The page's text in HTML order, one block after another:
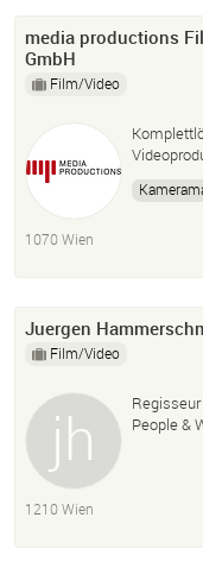
media productions
GmbH
Film/Video
1070 Wien
Juergen
Film/Video
People &
1210 Wien